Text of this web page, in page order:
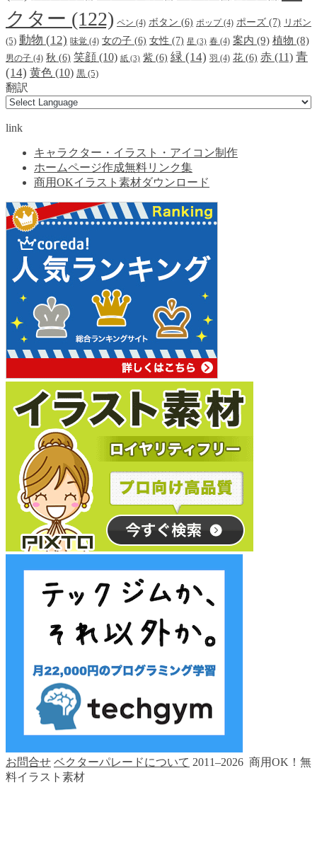
クター (122) ペン (4) ボタン (6) ポップ(4) ポーズ (7) リボン
(5) 動物 (12) 味覚 (4) 女の子 (6) 女性 (7) 星 (3) 春 (4) 案内 (9) 植物 (8)
男の子 (4) 秋 (6) 笑顔 (10) 紙 (3) 紫 (6) 緑 (14) 羽 (4) 花 (6) 赤 (11) 青
(14) 黄色 (10) 黒 (5)
翻訳
link
キャラクター・イラスト・アイコン制作
ホームページ作成無料リンク集
商用OKイラスト素材ダウンロード
お問合せ ベクターパレードについて 2011–2026 商用OK！無
料イラスト素材